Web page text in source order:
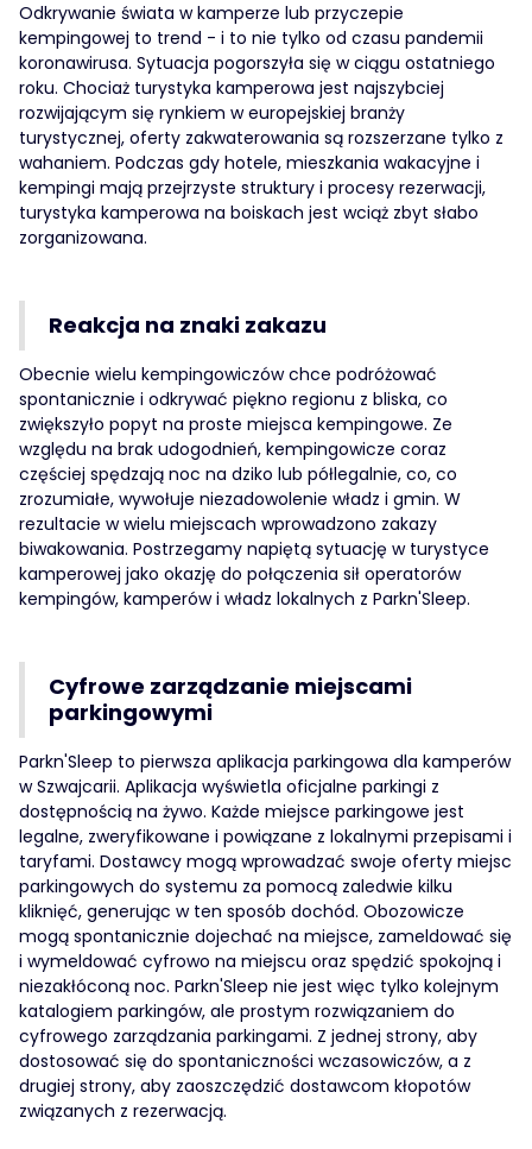
Odkrywanie świata w kamperze lub przyczepie
kempingowej to trend - i to nie tylko od czasu pandemii
koronawirusa. Sytuacja pogorszyła się w ciągu ostatniego
roku. Chociaż turystyka kamperowa jest najszybciej
rozwijającym się rynkiem w europejskiej branży
turystycznej, oferty zakwaterowania są rozszerzane tylko z
wahaniem. Podczas gdy hotele, mieszkania wakacyjne i
kempingi mają przejrzyste struktury i procesy rezerwacji,
turystyka kamperowa na boiskach jest wciąż zbyt słabo
zorganizowana.
Reakcja na znaki zakazu
Obecnie wielu kempingowiczów chce podróżować
spontanicznie i odkrywać piękno regionu z bliska, co
zwiększyło popyt na proste miejsca kempingowe. Ze
względu na brak udogodnień, kempingowicze coraz
częściej spędzają noc na dziko lub półlegalnie, co, co
zrozumiałe, wywołuje niezadowolenie władz i gmin. W
rezultacie w wielu miejscach wprowadzono zakazy
biwakowania. Postrzegamy napiętą sytuację w turystyce
kamperowej jako okazję do połączenia sił operatorów
kempingów, kamperów i władz lokalnych z Parkn'Sleep.
Cyfrowe zarządzanie miejscami
parkingowymi
Parkn'Sleep to pierwsza aplikacja parkingowa dla kamperów
w Szwajcarii. Aplikacja wyświetla oficjalne parkingi z
dostępnością na żywo. Każde miejsce parkingowe jest
legalne, zweryfikowane i powiązane z lokalnymi przepisami i
taryfami. Dostawcy mogą wprowadzać swoje oferty miejsc
parkingowych do systemu za pomocą zaledwie kilku
kliknięć, generując w ten sposób dochód. Obozowicze
mogą spontanicznie dojechać na miejsce, zameldować się
i wymeldować cyfrowo na miejscu oraz spędzić spokojną i
niezakłóconą noc. Parkn'Sleep nie jest więc tylko kolejnym
katalogiem parkingów, ale prostym rozwiązaniem do
cyfrowego zarządzania parkingami. Z jednej strony, aby
dostosować się do spontaniczności wczasowiczów, a z
drugiej strony, aby zaoszczędzić dostawcom kłopotów
związanych z rezerwacją.